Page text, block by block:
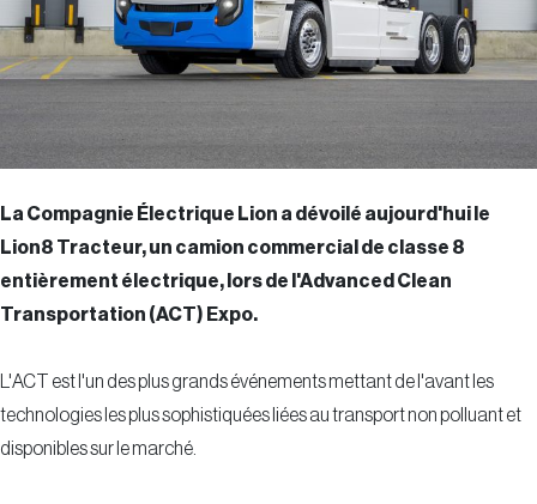
La Compagnie Électrique Lion a dévoilé aujourd'hui le
Lion8 Tracteur, un camion commercial de classe 8
entièrement électrique, lors de l'Advanced Clean
Transportation (ACT) Expo.
L'ACT est l'un des plus grands événements mettant de l'avant les
technologies les plus sophistiquées liées au transport non polluant et
disponibles sur le marché.